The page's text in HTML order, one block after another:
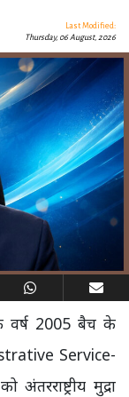
Last Modified:
Thursday, 06 August, 2026
वर्ष 2005 बैच के
Service-
मुद्रा